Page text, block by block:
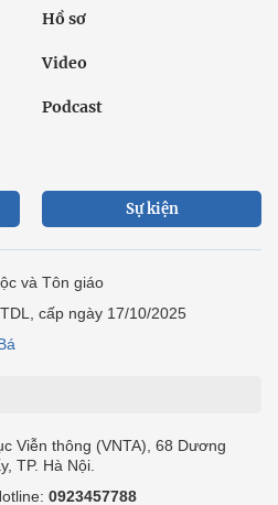
Hồ sơ
Video
Podcast
Sự kiện
và Tôn giáo
cấp ngày 17/10/2025
Viễn thông (VNTA), 68 Dương
TP. Hà Nội.
0923457788